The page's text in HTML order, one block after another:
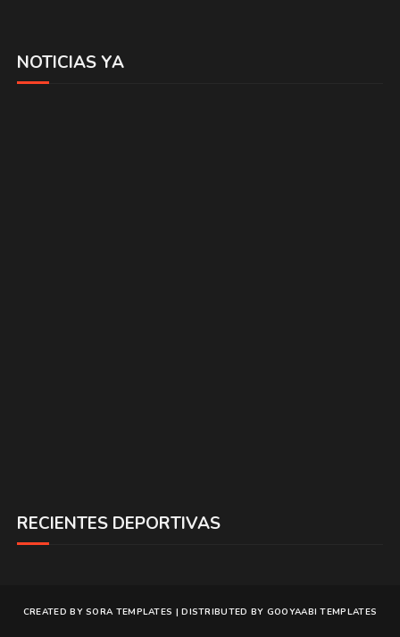
NOTICIAS YA
RECIENTES DEPORTIVAS
CREATED BYSORA TEMPLATES | DISTRIBUTED BY GOOYAABI TEMPLATES